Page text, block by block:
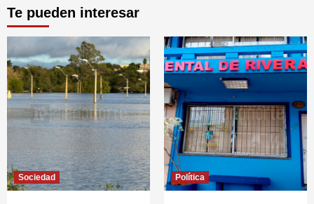
Te pueden interesar
Sociedad Política